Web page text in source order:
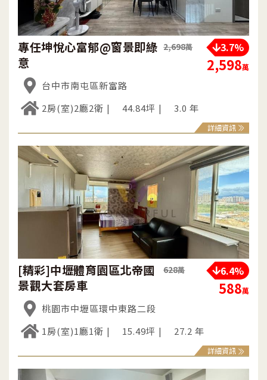
專任坤悅心富郁@窗景即綠
意
2,698萬 3.7%
2,598萬
台中市南屯區新富路
2房(室)2廳2衛
44.84坪 3.0 年
詳細資訊
[精彩]中壢體育園區北帝國
景觀大套房車
628萬 6.4%
588萬
桃園市中壢區環中東路二段
1房(室)1廳1衛
15.49坪 27.2 年
詳細資訊